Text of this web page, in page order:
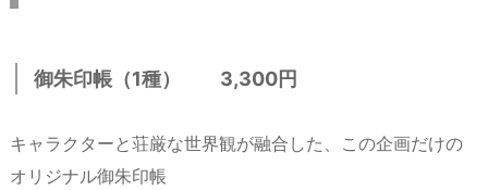
御朱印帳（1種） 3,300円
キャラクターと荘厳な世界観が融合した、この企画だけの
オリジナル御朱印帳